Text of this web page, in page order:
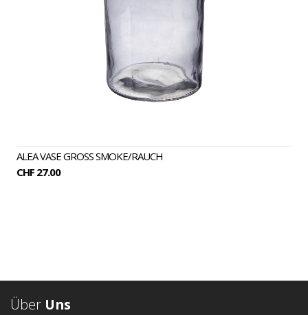
ALEA VASE GROSS SMOKE/RAUCH
CHF 27.00
Über Uns